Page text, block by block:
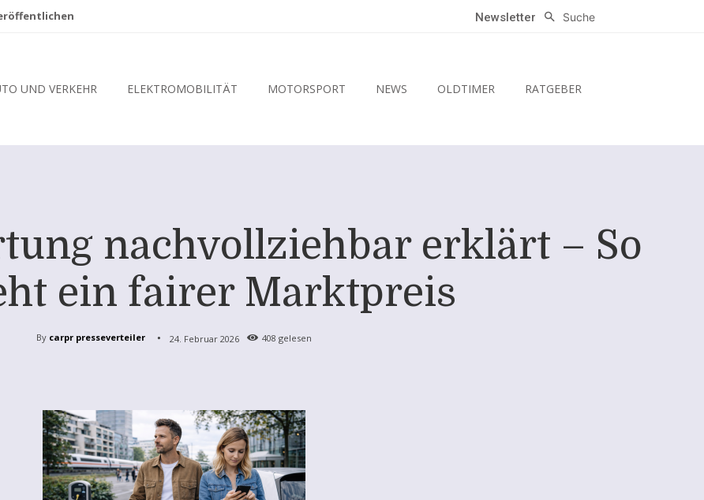
Newsletter Suche
UND VERKEHR ELEKTROMOBILITÄT MOTORSPORT NEWS OLDTIMER RATGEBER
nachvollziehbar erklärt – So
ein fairer Marktpreis
By carpr presseverteiler 24. Februar 2026 408 gelesen